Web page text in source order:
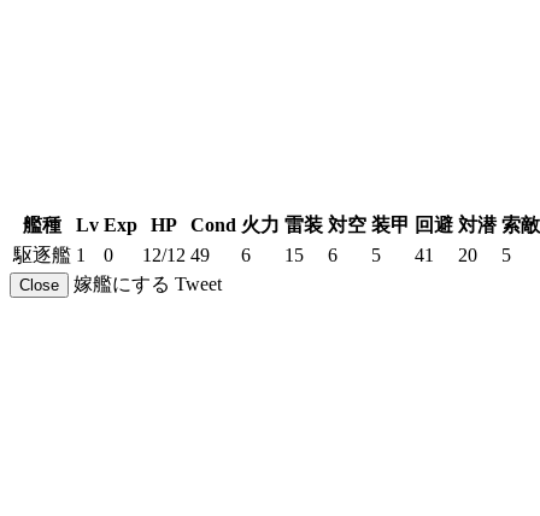
艦種 Lv Exp HP Cond 火力 雷装 対空 装甲 回避 対潜 索敵
駆逐艦 1 0 12/12 49 6 15 6 5 41 20 5
Close 嫁艦にする Tweet